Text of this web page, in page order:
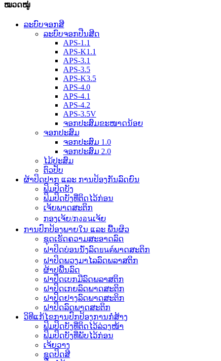
ໝວດໝູ່
ລະບົບຈອກສີ
ລະບົບຈອກປືນສີດ
APS-1.1
APS-K1.1
APS-3.1
APS-3.5
APS-K3.5
APS-4.0
APS-4.1
APS-4.2
APS-3.5V
ຈອກປະສົມຂະໜາດນ້ອຍ
ຈອກປະສົມ
ຈອກປະສົມ 1.0
ຈອກປະສົມ 2.0
ໄມ້ປະສົມ
ຕົວປັບ
ຜ້າປິດປາກ ແລະ ການປ້ອງກັນລົດຍົນ
ຟິມປິດບັງ
ຟິມປິດບັງທີ່ຕິດໄວ້ກ່ອນ
ເຈ້ຍພາດສະຕິກ
ກອງເຈ້ຍ/ກงอนເຈ້ຍ
ການປົກປ້ອງພາຍໃນ ແລະ ພື້ນຜິວ
ຊຸດເຮັດຄວາມສະອາດລົດ
ຝາປິດບ່ອນນັ່ງລົດยนต์ພາດສະຕິກ
ຝາປິດພວງມາໄລລົດພລາສຕິກ
ຜ້າປູພື້ນລົດ
ຝາປິດເບກມືລົດພລາສຕິກ
ຝາປິດເກຍລົດພາດສະຕິກ
ຝາປິດຢາງລົດພາດສະຕິກ
ຝາປິດລົດພາດສະຕິກ
ວິທີແກ້ໄຂການປົກປ້ອງການກໍ່ສ້າງ
ຟິມປິດບັງທີ່ຕິດໄວ້ລ່ວງໜ້າ
ຟິມປິດບັງທີ່ພັບໄວ້ກ່ອນ
ເຈ້ຍວາງ
ຊຸດປິດສີ